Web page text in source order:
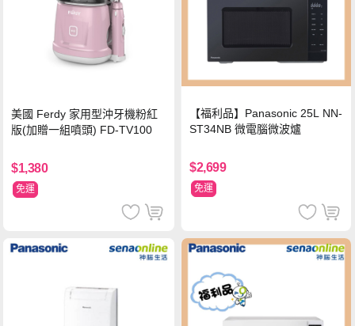
美國 Ferdy 家用型沖牙機粉紅
版(加贈一組噴頭) FD-TV100
$1,380
免運
【福利品】Panasonic 25L NN-
ST34NB 微電腦微波爐
$2,699
免運